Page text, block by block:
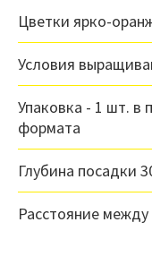
Цветки ярко-
Условия
Упаковка - 1 шт. в
формата
Глубина посадки
Расстояние